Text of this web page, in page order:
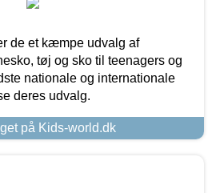
de et kæmpe udvalg af
tøj og sko til teenagers og
nationale og internationale
deres udvalg.
på Kids-world.dk